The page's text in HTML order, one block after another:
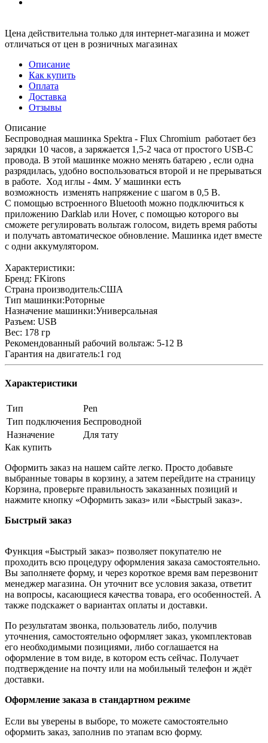
Цена действительна только для интернет-магазина и может
отличаться от цен в розничных магазинах
Описание
Как купить
Оплата
Доставка
Отзывы
Описание
Беспроводная машинка Spektra - Flux Chromium работает без
зарядки 10 часов, а заряжается 1,5-2 часа от простого USB-C
провода. В этой машинке можно менять батарею , если одна
разрядилась, удобно воспользоваться второй и не прерываться
в работе. Ход иглы - 4мм. У машинки есть
возможность изменять напряжение с шагом в 0,5 В.
С помощью встроенного Bluetooth можно подключиться к
приложению Darklab или Hover, c помощью которого вы
сможете регулировать вольтаж голосом, видеть время работы
и получать автоматическое обновление. Машинка идет вместе
с одни аккумулятором.
Характеристики:
Бренд: FKirons
Страна производитель:США
Тип машинки:Роторные
Назначение машинки:Универсальная
Разъем: USB
Вес: 178 гр
Рекомендованный рабочий вольтаж: 5-12 В
Гарантия на двигатель:1 год
Характеристики
Тип
Pen
Тип подключения Беспроводной
Назначение
Для тату
Как купить
Оформить заказ на нашем сайте легко. Просто добавьте
выбранные товары в корзину, а затем перейдите на страницу
Корзина, проверьте правильность заказанных позиций и
нажмите кнопку «Оформить заказ» или «Быстрый заказ».
Быстрый заказ
Функция «Быстрый заказ» позволяет покупателю не
проходить всю процедуру оформления заказа самостоятельно.
Вы заполняете форму, и через короткое время вам перезвонит
менеджер магазина. Он уточнит все условия заказа, ответит
на вопросы, касающиеся качества товара, его особенностей. А
также подскажет о вариантах оплаты и доставки.
По результатам звонка, пользователь либо, получив
уточнения, самостоятельно оформляет заказ, укомплектовав
его необходимыми позициями, либо соглашается на
оформление в том виде, в котором есть сейчас. Получает
подтверждение на почту или на мобильный телефон и ждёт
доставки.
Оформление заказа в стандартном режиме
Если вы уверены в выборе, то можете самостоятельно
оформить заказ, заполнив по этапам всю форму.